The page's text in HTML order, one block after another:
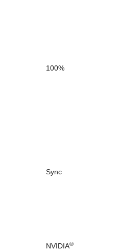
100%
Sync
NVIDIA®